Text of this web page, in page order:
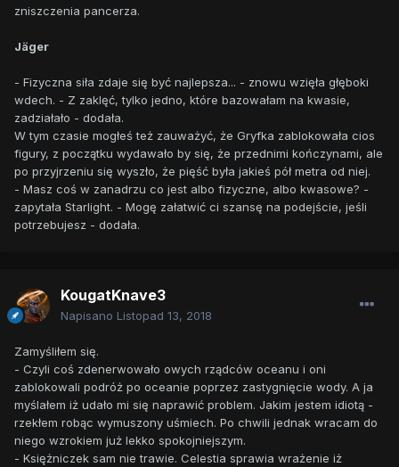
zniszczenia pancerza.
Jäger
- Fizyczna siła zdaje się być najlepsza... - znowu wzięła głęboki
wdech. - Z zaklęć, tylko jedno, które bazowałam na kwasie,
zadziałało - dodała.
W tym czasie mogłeś też zauważyć, że Gryfka zablokowała cios
figury, z początku wydawało by się, że przednimi kończynami, ale
po przyjrzeniu się wyszło, że pięść była jakieś pół metra od niej.
- Masz coś w zanadrzu co jest albo fizyczne, albo kwasowe? -
zapytała Starlight. - Mogę załatwić ci szansę na podejście, jeśli
potrzebujesz - dodała.
KougatKnave3
Napisano Listopad 13, 2018
Zamyśliłem się.
- Czyli coś zdenerwowało owych rządców oceanu i oni
zablokowali podróż po oceanie poprzez zastygnięcie wody. A ja
myślałem iż udało mi się naprawić problem. Jakim jestem idiotą -
rzekłem robąc wymuszony uśmiech. Po chwili jednak wracam do
niego wzrokiem już lekko spokojniejszym.
- Księżniczek sam nie trawie. Celestia sprawia wrażenie iż